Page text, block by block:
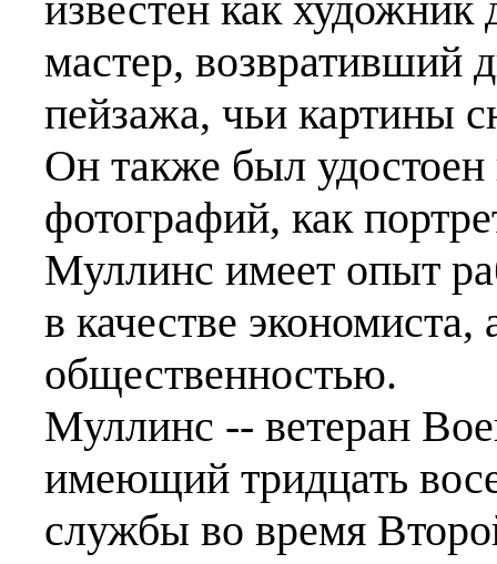
мастер, возвративший
пейзажа, чьи картины
Он также был удостоен
фотографий, как
Муллинс имеет опыт
в качестве
общественностью.
Муллинс -- ветеран
имеющий тридцать
службы во время